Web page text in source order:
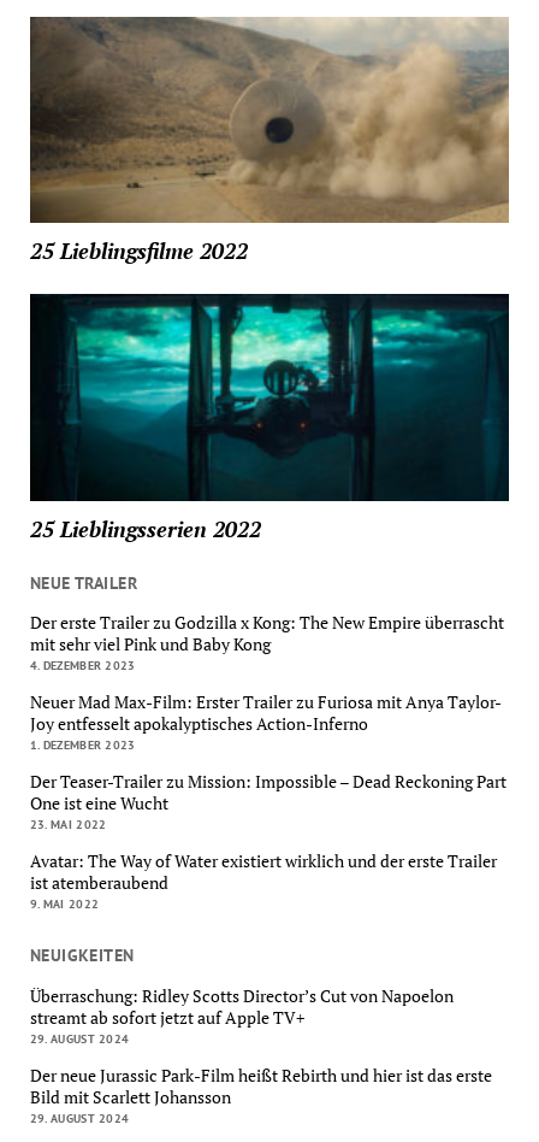
25 Lieblingsfilme 2022
25 Lieblingsserien 2022
NEUE TRAILER
Der erste Trailer zu Godzilla x Kong: The New Empire überrascht
mit sehr viel Pink und Baby Kong
4. DEZEMBER 2023
Neuer Mad Max-Film: Erster Trailer zu Furiosa mit Anya Taylor-
Joy entfesselt apokalyptisches Action-Inferno
1. DEZEMBER 2023
Der Teaser-Trailer zu Mission: Impossible – Dead Reckoning Part
One ist eine Wucht
23. MAI 2022
Avatar: The Way of Water existiert wirklich und der erste Trailer
ist atemberaubend
9. MAI 2022
NEUIGKEITEN
Überraschung: Ridley Scotts Director’s Cut von Napoelon
streamt ab sofort jetzt auf Apple TV+
29. AUGUST 2024
Der neue Jurassic Park-Film heißt Rebirth und hier ist das erste
Bild mit Scarlett Johansson
29. AUGUST 2024